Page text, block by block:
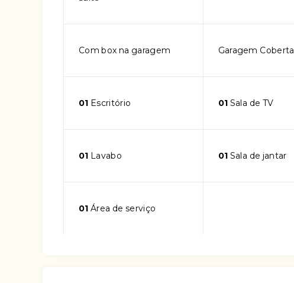
Com box na garagem Garagem Coberta
01 Escritório 01 Sala de TV
01 Lavabo 01 Sala de jantar
01 Área de serviço